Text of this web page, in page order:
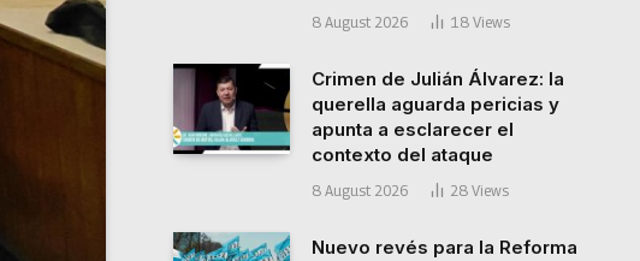
8 August 2026 18 Views
Crimen de Julián Álvarez: la
querella aguarda pericias y
apunta a esclarecer el
contexto del ataque
8 August 2026 28 Views
Nuevo revés para la Reforma